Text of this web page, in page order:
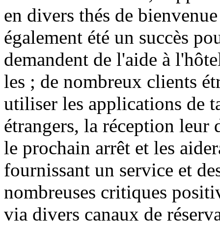
en divers thés de
également été un succès
demandent de l'aide à
les ; de nombreux clients
utiliser les applications de
étrangers, la réception leur
le prochain arrêt et les
fournissant un service et
nombreuses critiques
via divers canaux de